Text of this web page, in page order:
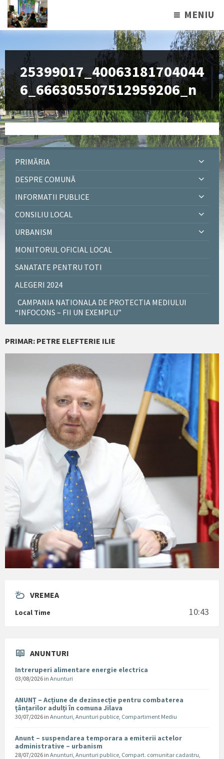
MENIU
25399017_40063181704044
6_666305507512959206_n
PRIMĂRIA
DESPRE COMUNĂ
INFORMATII PUBLICE
CONSILIU LOCAL
URBANISM
MONITORUL OFICIAL LOCAL
SANATATE PENTRU TOTI
ALEGERI 2024
CAMPANIA NATIONALA DE PROTECTIA MEDIULUI
“INFOCONS – FII UN EXEMPLU”
PRIMAR: PETRE ELEFTERIE ILIE
VREMEA
Local Time 10:43
ANUNTURI
Intreruperi alimentare energie electrica
03/08/2026 in Anunturi
ANUNȚ – Acțiune de dezinsecție pentru combaterea
țânțarilor adulți în comuna Jilava
30/07/2026 in Anunturi, Anunturi publice, Compartiment Mediu
Anunt – suspendarea temporara a emiterii actelor
administrative – urbanism
28/07/2026 in Anunturi, Anunturi publice, Compart. comunitar cadastru,